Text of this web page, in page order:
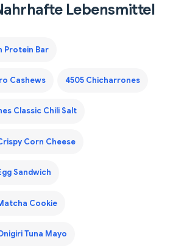
Lebensmittel
Protein Bar
Cashews 4505 Chicharrones
Classic Chili Salt
Corn Cheese
Sandwich
Cookie
Tuna Mayo